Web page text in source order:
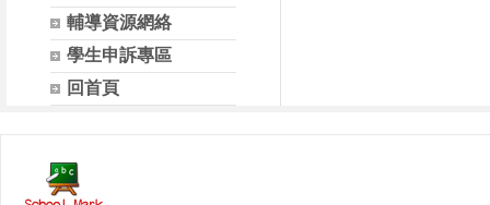
輔導資源網絡
學生申訴專區
回首頁